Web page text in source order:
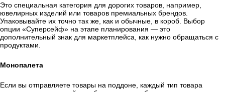
Это специальная категория для дорогих товаров, например,
ювелирных изделий или товаров премиальных брендов.
Упаковывайте их точно так же, как и обычные, в короб. Выбор
опции «Суперсейф» на этапе планирования — это
дополнительный знак для маркетплейса, как нужно обращаться с
продуктами.
Монопалета
Если вы отправляете товары на поддоне, каждый тип товара